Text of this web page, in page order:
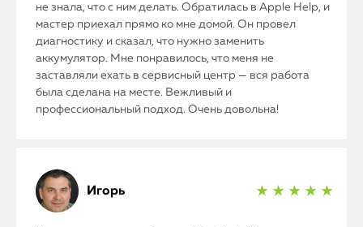
не знала, что с ним делать. Обратилась в Apple Help, и
мастер приехал прямо ко мне домой. Он провел
диагностику и сказал, что нужно заменить
аккумулятор. Мне понравилось, что меня не
заставляли ехать в сервисный центр — вся работа
была сделана на месте. Вежливый и
профессиональный подход. Очень довольна!
Игорь ★ ★ ★ ★ ★